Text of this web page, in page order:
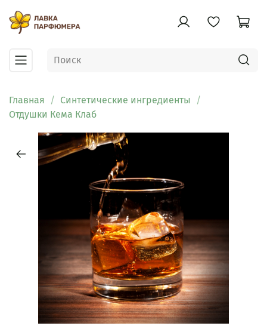
Главная
Синтетические ингредиенты
Отдушки Кема Клаб